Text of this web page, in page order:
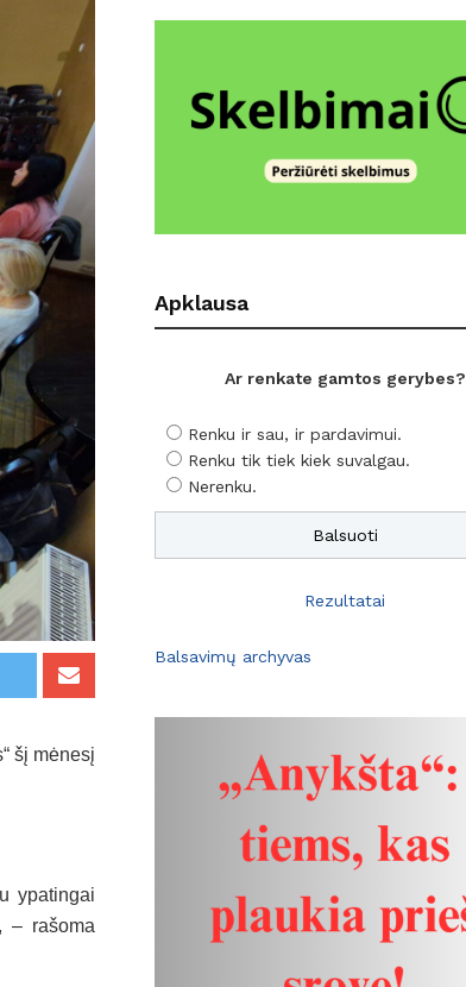
šį mėnesį
ypatingai
– rašoma
Apklausa
Ar renkate gamtos gerybes?
Renku ir sau, ir pardavimui.
Renku tik tiek kiek suvalgau.
Nerenku.
Rezultatai
Balsavimų archyvas